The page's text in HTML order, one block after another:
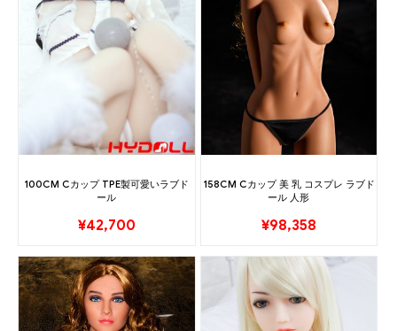
100CM Cカップ TPE製可愛いラブド
ール
¥42,700
158CM Cカップ 美 乳 コスプレ ラブド
ール 人形
¥98,358